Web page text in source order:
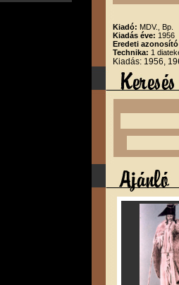
Kiadó: MDV., Bp.
Kiadás éve: 1956
Eredeti
Technika: 1
Kiadás: 1956,